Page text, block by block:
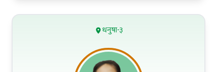
धनुषा-३